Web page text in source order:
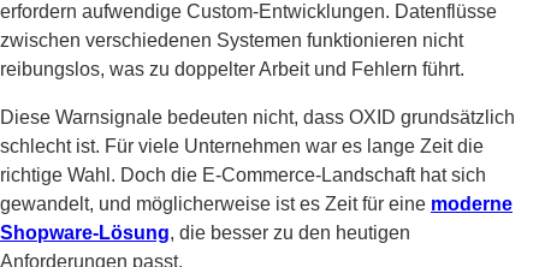
erfordern aufwendige Custom-Entwicklungen. Datenflüsse
zwischen verschiedenen Systemen funktionieren nicht
reibungslos, was zu doppelter Arbeit und Fehlern führt.
Diese Warnsignale bedeuten nicht, dass OXID grundsätzlich
schlecht ist. Für viele Unternehmen war es lange Zeit die
richtige Wahl. Doch die E-Commerce-Landschaft hat sich
gewandelt, und möglicherweise ist es Zeit für eine moderne
Shopware-Lösung, die besser zu den heutigen
Anforderungen passt.